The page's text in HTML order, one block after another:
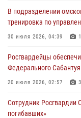
Росгвардия обеспечила
Омске
27 июля 2026, 01:42
В подразделении
тренировка по
30 июля 2026, 04:39 1
Росгвардейцы
Федерального
20 июля 2026, 02:57 3
Сотрудник Росгвардии
погибавших»